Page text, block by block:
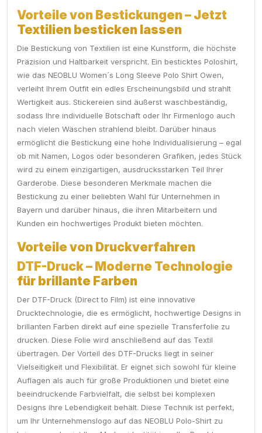
Vorteile von Bestickungen – Jetzt
Textilien besticken lassen
Die Bestickung von Textilien ist eine Kunstform, die höchste
Präzision und Haltbarkeit verspricht. Ein besticktes Poloshirt,
wie das NEOBLU Women´s Long Sleeve Polo Shirt Owen,
verleiht Ihrem Outfit ein edles Erscheinungsbild und strahlt
Wertigkeit aus. Stickereien sind äußerst waschbeständig,
sodass Ihre individuelle Botschaft oder Ihr Firmenlogo auch
nach vielen Wäschen strahlend bleibt. Darüber hinaus
ermöglicht die Bestickung eine hohe Individualisierung – egal
ob mit Namen, Logos oder besonderen Grafiken, jedes Stück
wird zu einem einzigartigen, ausdrucksstarken Teil Ihrer
Garderobe. Diese besonderen Merkmale machen die
Bestickung zu einer beliebten Wahl für Unternehmen in
Bayern und darüber hinaus, die ihren Mitarbeitern und
Kunden ein hochwertiges Produkt bieten möchten.
Vorteile von Druckverfahren
DTF-Druck – Moderne Technologie
für brillante Farben
Der DTF-Druck (Direct to Film) ist eine innovative
Drucktechnologie, die es ermöglicht, hochwertige Designs in
brillanten Farben direkt auf eine spezielle Transferfolie zu
drucken. Diese Folie wird anschließend auf das Textil
übertragen. Der Vorteil des DTF-Drucks liegt in seiner
Vielseitigkeit und Flexibilität. Er eignet sich sowohl für kleine
Auflagen als auch für große Produktionen und bietet eine
beeindruckende Farbvielfalt, die selbst bei komplexen
Designs ihre Lebendigkeit behält. Diese Technik ist perfekt,
um Ihr Unternehmenslogo auf das NEOBLU Polo-Shirt zu